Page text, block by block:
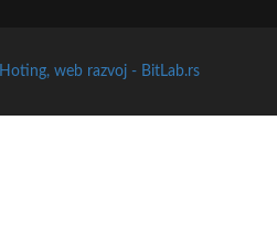
Hoting, web razvoj - BitLab.rs